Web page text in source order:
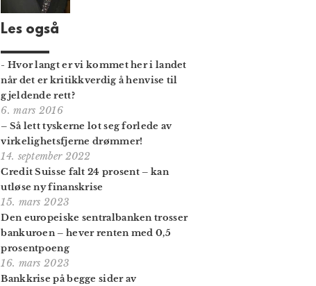
Les også
- Hvor langt er vi kommet her i landet
når det er kritikkverdig å henvise til
gjeldende rett?
6. mars 2016
– Så lett tyskerne lot seg forlede av
virkelighets­fjerne drømmer!
14. september 2022
Credit Suisse falt 24 prosent – kan
utløse ny finanskrise
15. mars 2023
Den europeiske sentral­banken trosser
bank­uroen – hever renten med 0,5
prosent­poeng
16. mars 2023
Bankkrise på begge sider av